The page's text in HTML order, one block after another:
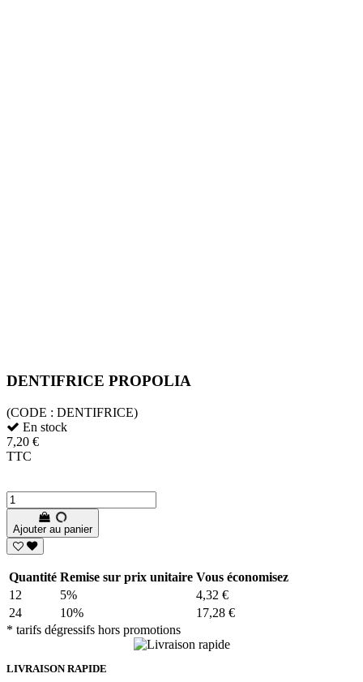
DENTIFRICE PROPOLIA
(CODE : DENTIFRICE)
En stock
7,20 €
TTC
Ajouter au panier
Quantité Remise sur prix unitaire Vous économisez
12
5%
4,32 €
24
10%
17,28 €
* tarifs dégressifs hors promotions
LIVRAISON RAPIDE